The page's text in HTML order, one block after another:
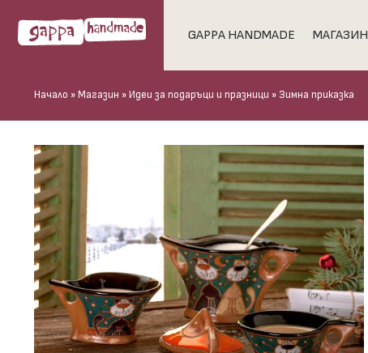
GAPPA HANDMADE МАГАЗИН
Начало » Магазин » Идеи за подаръци и празници » Зимна приказка